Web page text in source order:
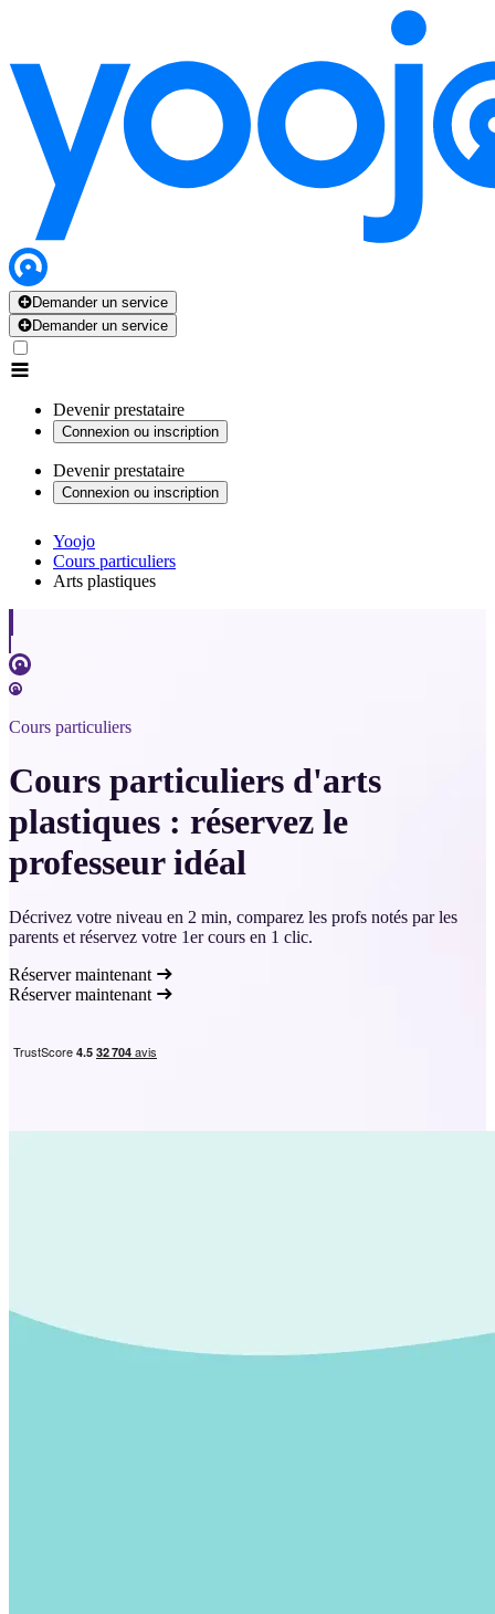
Demander un service
Demander un service
Devenir prestataire
Connexion ou inscription
Devenir prestataire
Connexion ou inscription
Yoojo
Cours particuliers
Arts plastiques
Cours particuliers
Cours particuliers d'arts
plastiques : réservez le
professeur idéal
Décrivez votre niveau en 2 min, comparez les profs notés par les
parents et réservez votre 1er cours en 1 clic.
Réserver maintenant
Réserver maintenant